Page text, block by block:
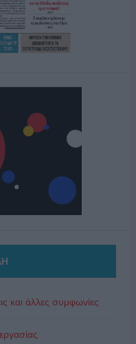
και άλλες συμφωνίες